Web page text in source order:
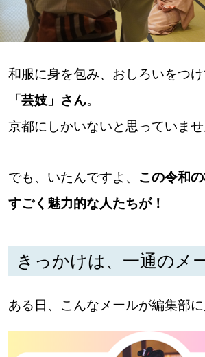
LOCAL ローカルエリア
道北
道東
【いろんな価値観や生き方に触れたい
和服に身を包み、おしろいをつけ
「芸妓」さん。
京都にしかいないと思っていませ
でも、いたんですよ、 この令和
すごく魅力的な人たちが！
きっかけは、一通のメ
ある日、こんなメールが編集部に